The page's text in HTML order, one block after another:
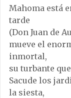
Mahoma está
tarde
(Don Juan de
mueve el
inmortal,
su turbante
Sacude los
la siesta,